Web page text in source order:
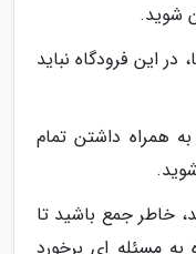
شوید.
در این فرودگاه نباید
همراه داشتن تمام
خاطر جمع باشید تا
به مسئله ای برخورد